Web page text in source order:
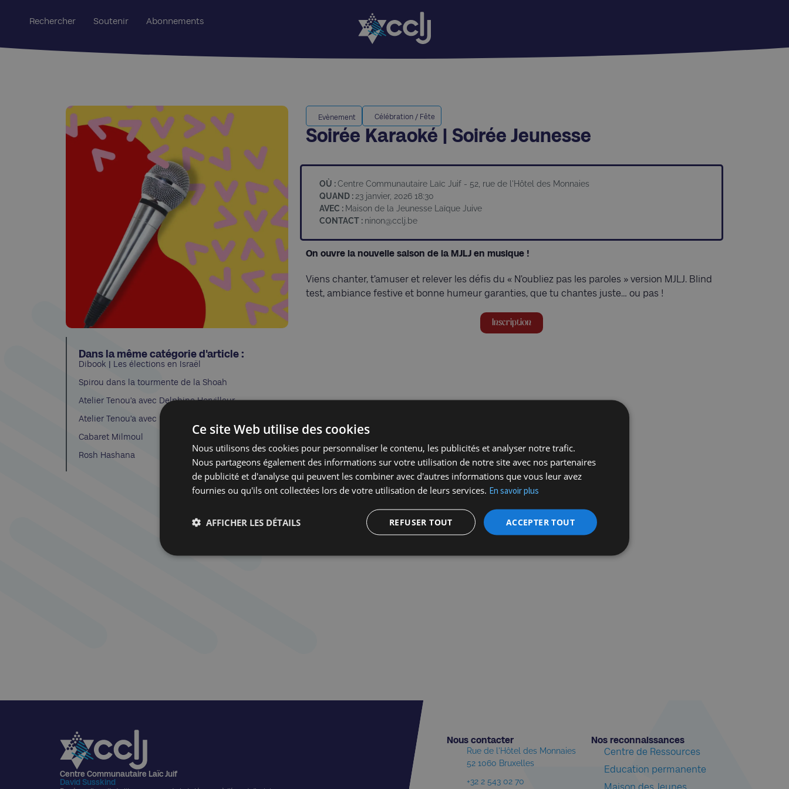
Rechercher Soutenir Abonnements
Dans la même catégorie d'article :
Dibook | Les élections en Israël
Spirou dans la tourmente de la Shoah
Atelier Tenou’a avec Delphine Horvilleur
Atelier Tenou’a avec Delphine Horvilleur
Cabaret Milmoul
Rosh Hashana
Evènement Célébration / Fête
Soirée Karaoké | Soirée Jeunesse
OÙ :Centre Communautaire Laïc Juif - 52, rue de l'Hôtel des Monnaies
QUAND : 23 janvier, 2026 18:30
AVEC : Maison de la Jeunesse Laïque Juive
CONTACT : ninon@cclj.be
On ouvre la nouvelle saison de la MJLJ en musique !
Viens chanter, t’amuser et relever les défis du « N’oubliez pas les paroles » version MJLJ. Blind
test, ambiance festive et bonne humeur garanties, que tu chantes juste… ou pas !
Inscription
Centre Communautaire Laïc Juif
David Susskind
Nous contacter​
Rue de l'Hôtel des Monnaies
52 1060 Bruxelles
+32 2 543 02 70
Nos reconnaissances​
Centre de Ressources
Education permanente
Maison des Jeunes
Ce site Web utilise des cookies
Nous utilisons des cookies pour personnaliser le contenu, les publicités et analyser notre trafic.
Nous partageons également des informations sur votre utilisation de notre site avec nos partenaires
de publicité et d'analyse qui peuvent les combiner avec d'autres informations que vous leur avez
fournies ou qu'ils ont collectées lors de votre utilisation de leurs services. En savoir plus
ACCEPTER TOUT
REFUSER TOUT
AFFICHER LES DÉTAILS